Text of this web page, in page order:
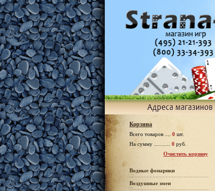
Корзина
Всего товаров .... 0 шт.
На сумму ........... 0 руб.
Очистить корзину
Водные фонарики
Воздушные змеи